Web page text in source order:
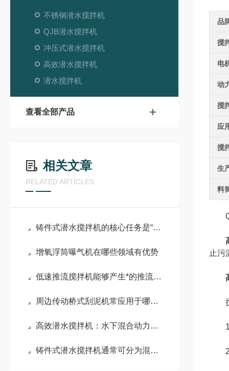
不锈钢潜水搅拌机
QJB潜水搅拌机
冲压式潜水搅拌机
高效潜水搅拌机
潜水搅拌机
查看全部产品
相关文章
RELATED ARTICLES
铸件式潜水搅拌机的核心任务是“搅动水流”
增氧浮筒曝气机在哪些领域有优势
低速推流搅拌机能够产生*的推流效应
周边传动桥式刮泥机常应用于哪些场景？
高效潜水搅拌机：水下混合动力的工作原理与实际应用
铸件式潜水搅拌机通常可分为混合搅拌和低速推流两大系列
品
搅
电
动
搅
应
搅
生
料
止污
搅
1)
2)